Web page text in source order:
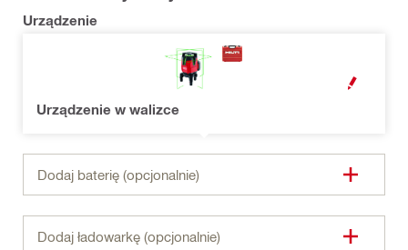
Urządzenie
Urządzenie w walizce
OPEN MODAL
Dodaj baterię (opcjonalnie)
Dodaj ładowarkę (opcjonalnie)